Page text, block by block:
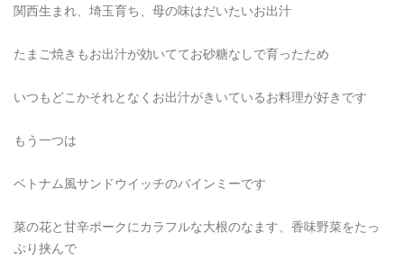
関西生まれ、埼玉育ち、母の味はだいたいお出汁
たまご焼きもお出汁が効いててお砂糖なしで育ったため
いつもどこかそれとなくお出汁がきいているお料理が好きです
もう一つは
ベトナム風サンドウイッチのバインミーです
菜の花と甘辛ポークにカラフルな大根のなます、香味野菜をたっ
ぷり挟んで